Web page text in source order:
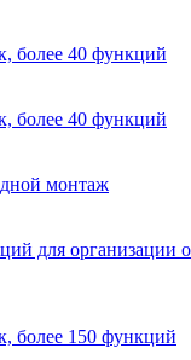
более 40 функций
более 40 функций
монтаж
для организации
более 150 функций